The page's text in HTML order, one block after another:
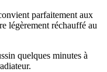
parfaitement aux
légèrement réchauffé au
quelques minutes à